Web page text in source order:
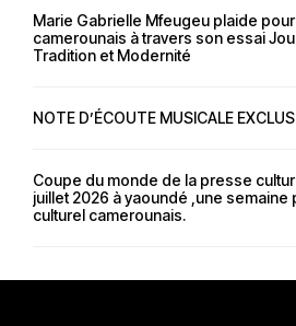
Marie Gabrielle Mfeugeu plaide
camerounais à travers son essai
Tradition et Modernité
NOTE D’ÉCOUTE MUSICALE
Coupe du monde de la presse
juillet 2026 à yaoundé ,une
culturel camerounais.